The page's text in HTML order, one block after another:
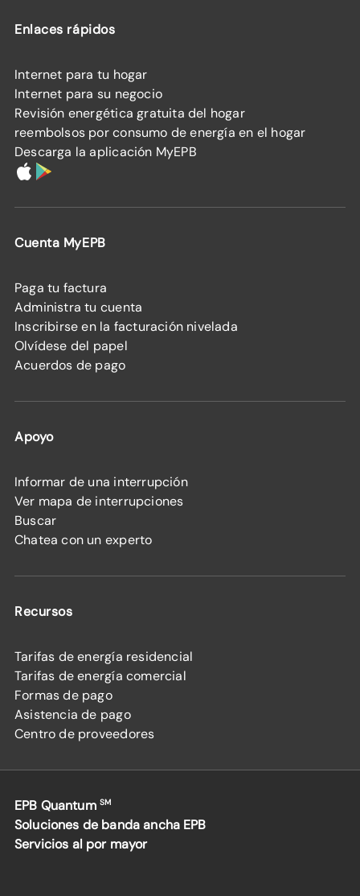
Enlaces rápidos
Internet para tu hogar
Internet para su negocio
Revisión energética gratuita del hogar
reembolsos por consumo de energía en el hogar
Descarga la aplicación MyEPB
Cuenta MyEPB
Paga tu factura
Administra tu cuenta
Inscribirse en la facturación nivelada
Olvídese del papel
Acuerdos de pago
Apoyo
Informar de una interrupción
Ver mapa de interrupciones
Buscar
Chatea con un experto
Recursos
Tarifas de energía residencial
Tarifas de energía comercial
Formas de pago
Asistencia de pago
Centro de proveedores
EPB Quantum SM
Soluciones de banda ancha EPB
Servicios al por mayor